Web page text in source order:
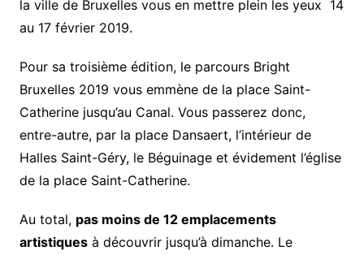
la ville de Bruxelles vous en mettre plein les yeux 14
au 17 février 2019.
Pour sa troisième édition, le parcours Bright
Bruxelles 2019 vous emmène de la place Saint-
Catherine jusqu’au Canal. Vous passerez donc,
entre-autre, par la place Dansaert, l’intérieur de
Halles Saint-Géry, le Béguinage et évidement l’église
de la place Saint-Catherine.
Au total, pas moins de 12 emplacements
artistiquesà découvrir jusqu’à dimanche. Le